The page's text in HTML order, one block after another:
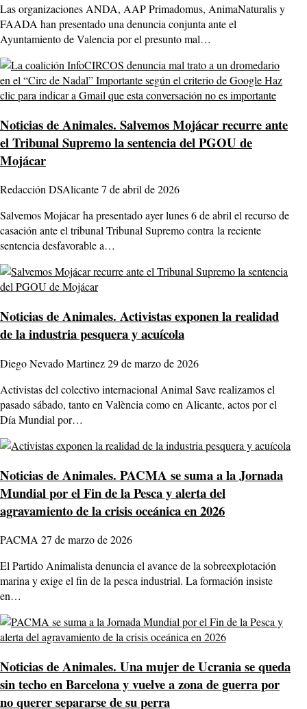
Las organizaciones ANDA, AAP Primadomus, AnimaNaturalis y
FAADA han presentado una denuncia conjunta ante el
Ayuntamiento de Valencia por el presunto mal…
Noticias de Animales. Salvemos Mojácar recurre ante
el Tribunal Supremo la sentencia del PGOU de
Mojácar
Redacción DSAlicante7 de abril de 2026
Salvemos Mojácar ha presentado ayer lunes 6 de abril el recurso de
casación ante el tribunal Tribunal Supremo contra la reciente
sentencia desfavorable a…
Noticias de Animales. Activistas exponen la realidad
de la industria pesquera y acuícola
Diego Nevado Martinez29 de marzo de 2026
Activistas del colectivo internacional Animal Save realizamos el
pasado sábado, tanto en València como en Alicante, actos por el
Día Mundial por…
Noticias de Animales. PACMA se suma a la Jornada
Mundial por el Fin de la Pesca y alerta del
agravamiento de la crisis oceánica en 2026
PACMA27 de marzo de 2026
El Partido Animalista denuncia el avance de la sobreexplotación
marina y exige el fin de la pesca industrial. La formación insiste
en…
Noticias de Animales. Una mujer de Ucrania se queda
sin techo en Barcelona y vuelve a zona de guerra por
no querer separarse de su perra